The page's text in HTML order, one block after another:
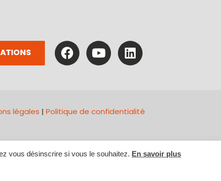
légales | Politique de confidentialité
vous désinscrire si vous le souhaitez. En savoir plus